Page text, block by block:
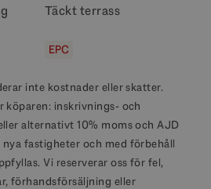
Täckt terrass
EPC
inte kostnader eller skatter.
inskrivnings- och
alternativt 10% moms och AJD
nya fastigheter och med förbehåll
Vi reserverar oss för fel,
förhandsförsäljning eller